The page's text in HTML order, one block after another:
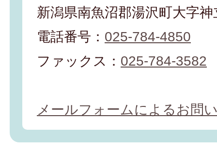
新潟県南魚沼郡湯沢町大字
電話番号： 025-784-4850
ファックス： 025-784-3582
メールフォームによるお問